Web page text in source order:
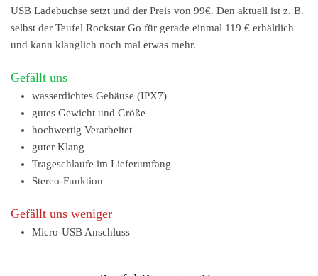
USB Ladebuchse setzt und der Preis von 99€. Den aktuell ist z. B.
selbst der Teufel Rockstar Go für gerade einmal 119 € erhältlich
und kann klanglich noch mal etwas mehr.
Gefällt uns
wasserdichtes Gehäuse (IPX7)
gutes Gewicht und Größe
hochwertig Verarbeitet
guter Klang
Trageschlaufe im Lieferumfang
Stereo-Funktion
Gefällt uns weniger
Micro-USB Anschluss